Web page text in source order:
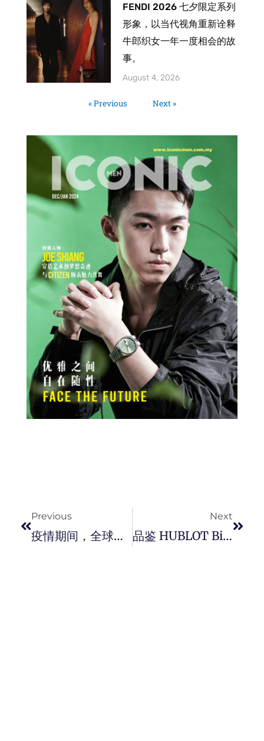
FENDI 2026 七夕限定系列
形象，以当代视角重新诠释
牛郎织女一年一度相会的故
事。
August 4, 2026
« Previous Next »
Previous
疫情期间，全球首间 IWC 虚拟表店在新加坡上线中。
Next
品鉴 HUBLOT Big Bang 灵魂系列陀飞轮 42mm 腕表镂空的机械之美！